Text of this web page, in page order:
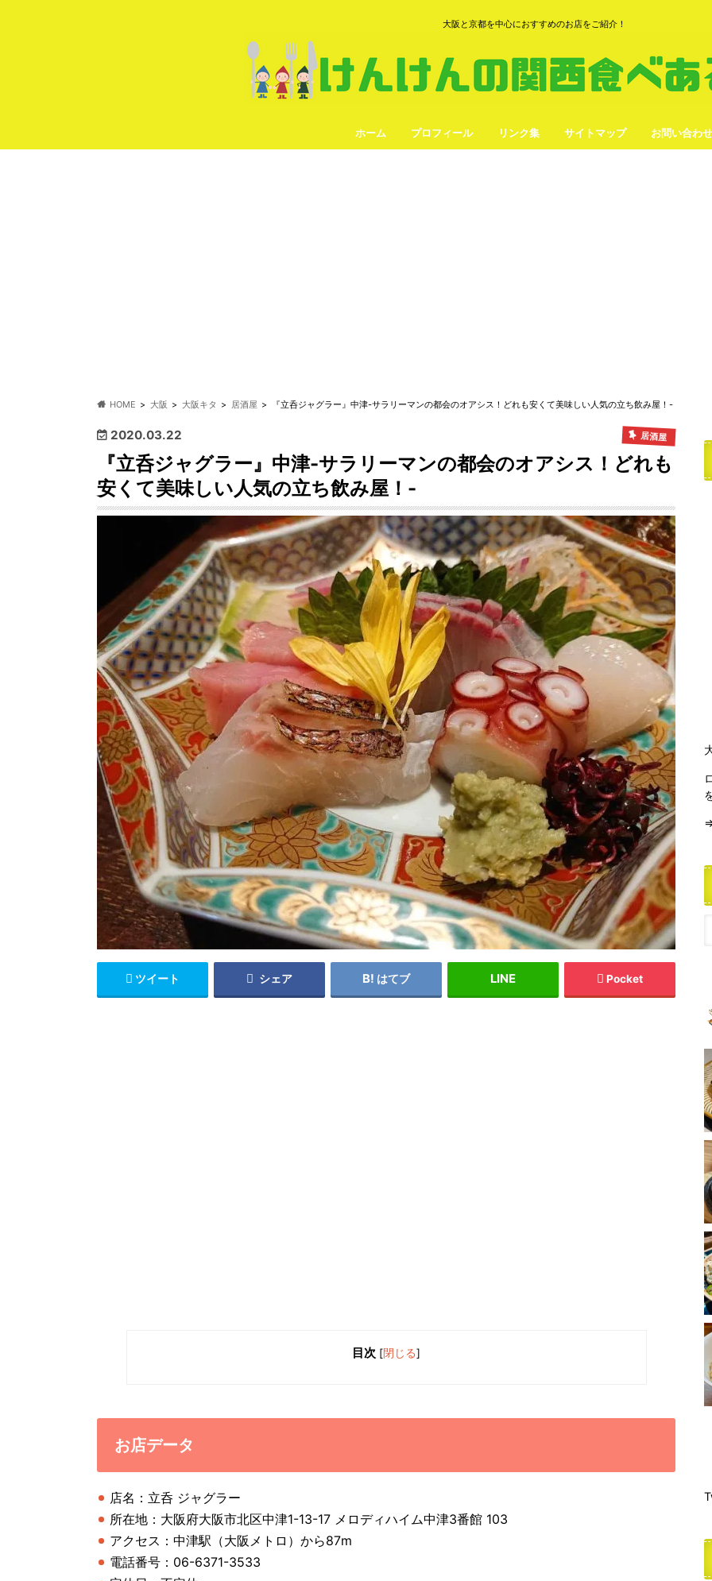
大阪と京都を中心におすすめのお店をご紹介！
ホーム プロフィール リンク集 サイトマップ お問い合わせ
HOME 大阪 大阪キタ 居酒屋 『立呑ジャグラー』中津-サラリーマンの都会のオアシス！どれも安くて美味しい人気の立ち飲み屋！-
2020.03.22 居酒屋
『立呑ジャグラー』中津-サラリーマンの都会のオアシス！どれも
安くて美味しい人気の立ち飲み屋！-
ツイート シェア はてブ Pocket
目次 [閉じる]
お店データ
店名：立呑 ジャグラー
所在地：大阪府大阪市北区中津1-13-17 メロディハイム中津3番館 103
アクセス：中津駅（大阪メトロ）から87m
電話番号：06-6371-3533